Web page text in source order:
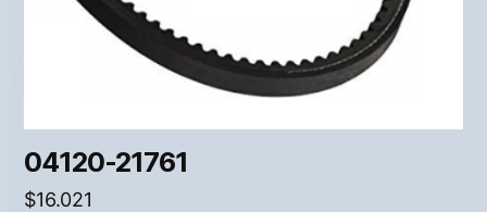
04120-21761
$16.021